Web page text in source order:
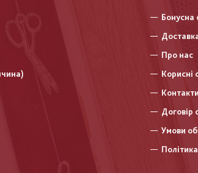
Бонусна
Про нас
Корисні
Контакти
Договір
Умови